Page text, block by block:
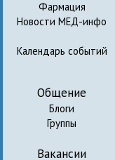
Фармация
Новости МЕД-инфо
Календарь событий
Общение
Блоги
Группы
Вакансии